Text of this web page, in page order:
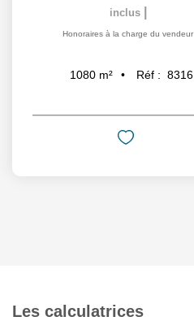
inclus
Honoraires à la charge du vendeur
1080 m² Réf : 8316
Les calculatrices